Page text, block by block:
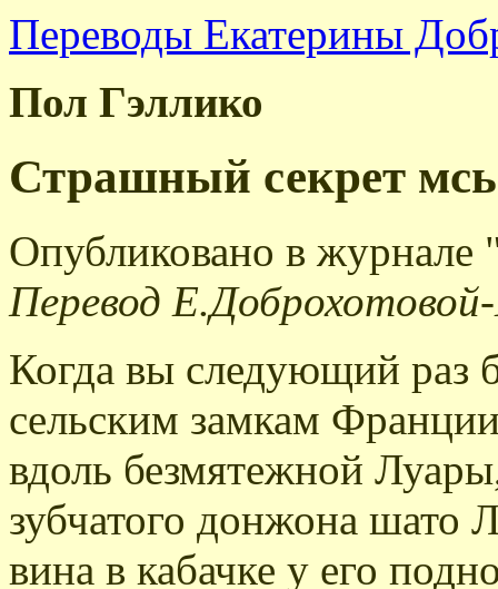
Переводы Екатерины
Пол Гэллико
Страшный секрет
Опубликовано в
Перевод
Когда вы следующий раз
сельским замкам
вдоль безмятежной
зубчатого донжона шато
вина в кабачке у его